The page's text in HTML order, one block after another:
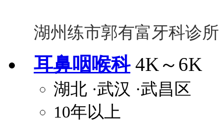
湖州练市郭有富牙科诊所
耳鼻咽喉科 4K～6K
湖北 ·武汉 ·武昌区
10年以上